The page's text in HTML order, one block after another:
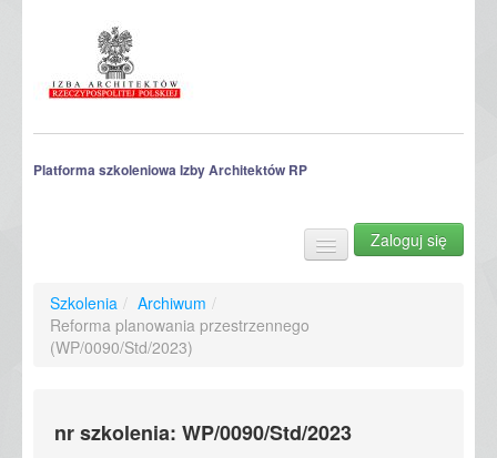
Platforma szkoleniowa Izby Architektów RP
Zaloguj się
Szkolenia / Archiwum /
Reforma planowania przestrzennego
(WP/0090/Std/2023)
nr szkolenia: WP/0090/Std/2023